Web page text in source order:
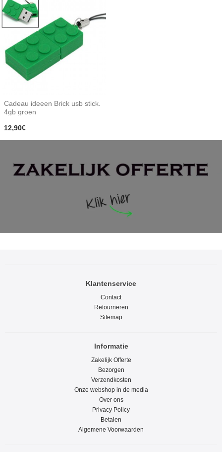
Cadeau ideeen Brick usb stick.
4gb groen
12,90€
Klantenservice
Contact
Retourneren
Sitemap
Informatie
Zakelijk Offerte
Bezorgen
Verzendkosten
Onze webshop in de media
Over ons
Privacy Policy
Betalen
Algemene Voorwaarden